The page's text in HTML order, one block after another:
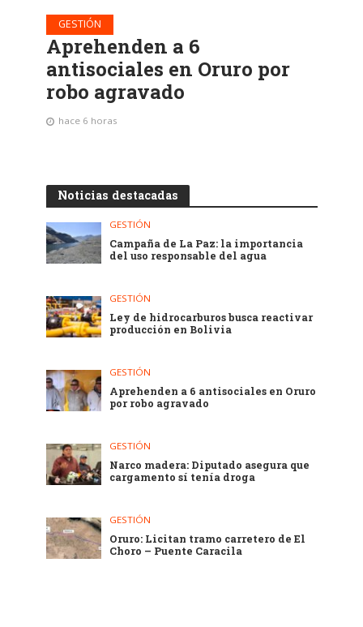
GESTIÓN
Aprehenden a 6
antisociales en Oruro por
robo agravado
hace 6 horas
Noticias destacadas
GESTIÓN
Campaña de La Paz: la importancia
del uso responsable del agua
GESTIÓN
Ley de hidrocarburos busca reactivar
producción en Bolivia
GESTIÓN
Aprehenden a 6 antisociales en Oruro
por robo agravado
GESTIÓN
Narco madera: Diputado asegura que
cargamento sí tenía droga
GESTIÓN
Oruro: Licitan tramo carretero de El
Choro – Puente Caracila